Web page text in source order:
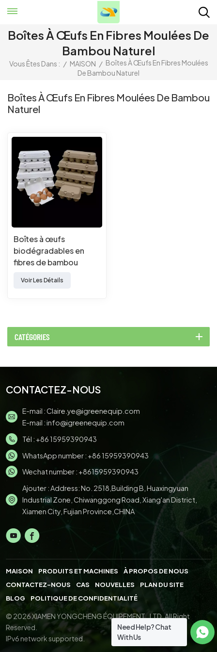
Boîtes À Œufs En Fibres Moulées De
Bambou Naturel
Vous Êtes Dans : / MAISON / Boîtes À Œufs En Fibres Moulées
De Bambou Naturel
Boîtes À Œufs En Fibres Moulées De Bambou
Naturel
Boîtes à œufs
biodégradables en
fibres de bambou
Voir Les Détails
CATÉGORIES
CONTACTEZ-NOUS
E-mail :Claire.ye@igreenequip.com
E-mail :info@igreenequip.com
Tél : +86 15959390943
WhatsApp number : +86 15959390943
Wechat number : +8615959390943
Ajouter : Address: No. 2518,Building B, Huaxingyuan
Industrial Zone, Chiwanggong Road, Xiang'an District,
Xiamen City, Fujian Province,CHINA
MAISON PRODUITS ET MACHINES
À PROPOS DE NOUS
CONTACTEZ-NOUS
CAS NOUVELLES
PLAN DU SITE
BLOG
POLITIQUE DE CONFIDENTIALITÉ
© 2026 XIAMEN YONGCHENG ÉQUIPEMENT., LTD. All Right
Reserved.
IPv6 network supported.
Need Help? Chat
With Us